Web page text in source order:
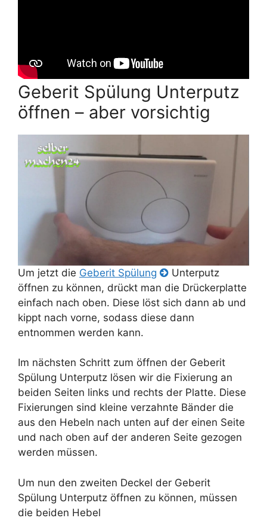
Geberit Spülung Unterputz
öffnen – aber vorsichtig
Um jetzt die Geberit Spülung
Unterputz
öffnen zu können, drückt man die Drückerplatte
einfach nach oben. Diese löst sich dann ab und
kippt nach vorne, sodass diese dann
entnommen werden kann.
Im nächsten Schritt zum öffnen der Geberit
Spülung Unterputz lösen wir die Fixierung an
beiden Seiten links und rechts der Platte. Diese
Fixierungen sind kleine verzahnte Bänder die
aus den Hebeln nach unten auf der einen Seite
und nach oben auf der anderen Seite gezogen
werden müssen.
Um nun den zweiten Deckel der Geberit
Spülung Unterputz öffnen zu können, müssen
die beiden Hebel